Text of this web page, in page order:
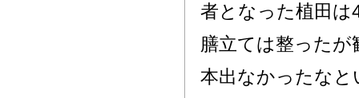
者となった植田は
膳立ては整った
本出なかったな